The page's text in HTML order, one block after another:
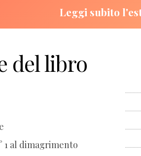
Leggi subito
del libro
1 al dimagrimento